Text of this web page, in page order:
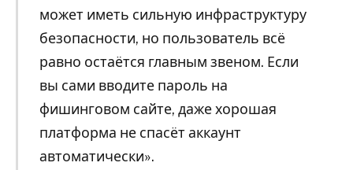
может иметь сильную инфраструктуру
безопасности, но пользователь всё
равно остаётся главным звеном. Если
вы сами вводите пароль на
фишинговом сайте, даже хорошая
платформа не спасёт аккаунт
автоматически».